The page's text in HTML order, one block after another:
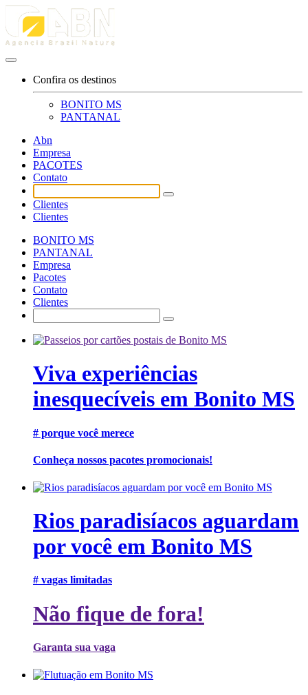
Confira os destinos
BONITO MS
PANTANAL
Abn
Empresa
PACOTES
Contato
Clientes
Clientes
BONITO MS
PANTANAL
Empresa
Pacotes
Contato
Clientes
Viva experiências
inesquecíveis em Bonito MS
# porque você merece
Conheça nossos pacotes promocionais!
Rios paradisíacos aguardam
por você em Bonito MS
# vagas limitadas
Não fique de fora!
Garanta sua vaga